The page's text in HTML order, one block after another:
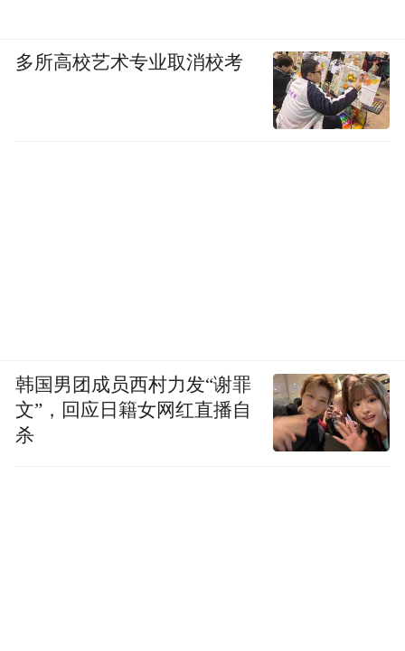
多所高校艺术专业取消校考
韩国男团成员西村力发“谢罪
文”，回应日籍女网红直播自
杀